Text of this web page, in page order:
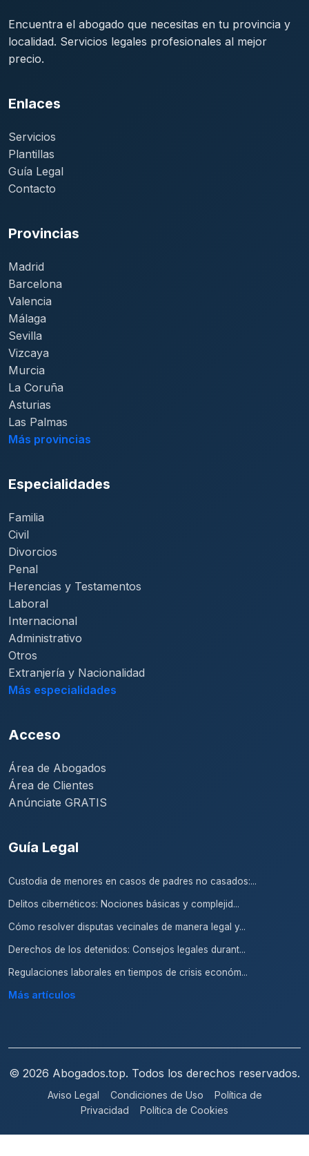
Encuentra el abogado que necesitas en tu provincia y
localidad. Servicios legales profesionales al mejor
precio.
Enlaces
Servicios
Plantillas
Guía Legal
Contacto
Provincias
Madrid
Barcelona
Valencia
Málaga
Sevilla
Vizcaya
Murcia
La Coruña
Asturias
Las Palmas
Más provincias
Especialidades
Familia
Civil
Divorcios
Penal
Herencias y Testamentos
Laboral
Internacional
Administrativo
Otros
Extranjería y Nacionalidad
Más especialidades
Acceso
Área de Abogados
Área de Clientes
Anúnciate GRATIS
Guía Legal
Custodia de menores en casos de padres no casados:...
Delitos cibernéticos: Nociones básicas y complejid...
Cómo resolver disputas vecinales de manera legal y...
Derechos de los detenidos: Consejos legales durant...
Regulaciones laborales en tiempos de crisis económ...
Más artículos
© 2026 Abogados.top. Todos los derechos reservados.
Aviso Legal Condiciones de Uso
Política de
Privacidad
Política de Cookies